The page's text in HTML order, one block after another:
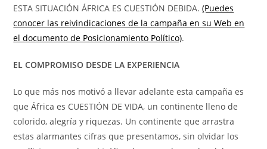
ESTA SITUACIÓN ÁFRICA ES CUESTIÓN DEBIDA.(Puedes
conocer las reivindicaciones de la campaña en su Web en
el documento de Posicionamiento Político).
EL COMPROMISO DESDE LA EXPERIENCIA
Lo que más nos motivó a llevar adelante esta campaña es
que África es CUESTIÓN DE VIDA, un continente lleno de
colorido, alegría y riquezas. Un continente que arrastra
estas alarmantes cifras que presentamos, sin olvidar los